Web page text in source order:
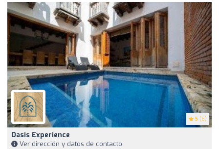
5 (6)
Oasis Experience
Ver dirección y datos de contacto